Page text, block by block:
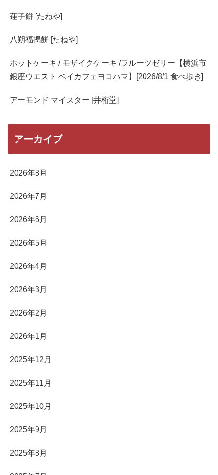
蓮子餅 [たねや]
八朔福搗餅 [たねや]
ホットケーキ / モザイクケーキ /フルーツゼリー【横浜市
銀座ウエスト ベイカフェヨコハマ】[2026/8/1 食べ歩き]
アーモンド マイスター [井桁堂]
アーカイブ
2026年8月
2026年7月
2026年6月
2026年5月
2026年4月
2026年3月
2026年2月
2026年1月
2025年12月
2025年11月
2025年10月
2025年9月
2025年8月